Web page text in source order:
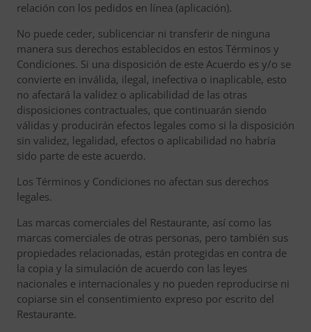
relación con los pedidos en línea (aplicación).
No puede ceder, sublicenciar ni transferir de ninguna
manera sus derechos establecidos en estos Términos y
Condiciones. Si una disposición de este Acuerdo es y/o se
convierte en inválida, ilegal, inefectiva o inaplicable, esto
no afectará la validez o aplicabilidad de las otras
disposiciones contractuales, que continuarán siendo
válidas y producirán efectos legales como si la disposición
sin validez, legalidad, efectos o aplicabilidad no habría
sido parte de este acuerdo.
Los Términos y Condiciones no afectan sus derechos
legales.
Las marcas comerciales del Restaurante, así como las
marcas comerciales de otras personas, pero también sus
propiedades relacionadas, están protegidas en contra de
la copia y la simulación de acuerdo con las leyes
nacionales e internacionales y no pueden reproducirse ni
copiarse sin el consentimiento expreso por escrito del
Restaurante.